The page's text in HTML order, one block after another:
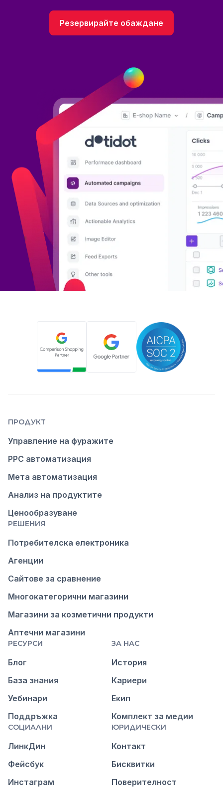
Резервирайте обаждане
ПРОДУКТ
Управление на фуражите
PPC автоматизация
Мета автоматизация
Анализ на продуктите
Ценообразуване
РЕШЕНИЯ
Потребителска електроника
Агенции
Сайтове за сравнение
Многокатегорични магазини
Магазини за козметични продукти
Аптечни магазини
РЕСУРСИ
Блог
База знания
Уебинари
Поддръжка
ЗА НАС
История
Кариери
Екип
Комплект за медии
СОЦИАЛНИ
ЛинкДин
Фейсбук
Инстаграм
ЮРИДИЧЕСКИ
Контакт
Бисквитки
Поверителност